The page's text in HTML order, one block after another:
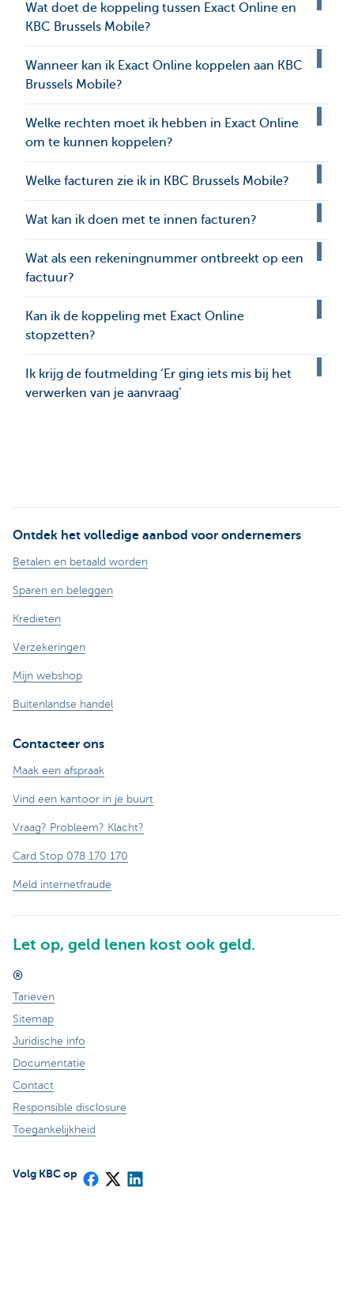
Wat doet de koppeling tussen Exact Online en
KBC Brussels Mobile?
Wanneer kan ik Exact Online koppelen aan KBC
Brussels Mobile?
Welke rechten moet ik hebben in Exact Online
om te kunnen koppelen?
Welke facturen zie ik in KBC Brussels Mobile?
Wat kan ik doen met te innen facturen?
Wat als een rekeningnummer ontbreekt op een
factuur?
Kan ik de koppeling met Exact Online
stopzetten?
Ik krijg de foutmelding ‘Er ging iets mis bij het
verwerken van je aanvraag’
Ontdek het volledige aanbod voor ondernemers
Betalen en betaald worden
Sparen en beleggen
Kredieten
Verzekeringen
Mijn webshop
Buitenlandse handel
Contacteer ons
Maak een afspraak
Vind een kantoor in je buurt
Vraag? Probleem? Klacht?
Card Stop 078 170 170
Meld internetfraude
Let op, geld lenen kost ook geld.
®
Tarieven
Sitemap
Juridische info
Documentatie
Contact
Responsible disclosure
Toegankelijkheid
Volg KBC op